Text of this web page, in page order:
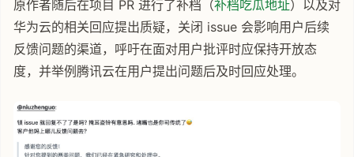
原作者随后在项目 PR 进行了补档（补档吃瓜地址）以及对
华为云的相关回应提出质疑，关闭 issue 会影响用户后续
反馈问题的渠道，呼吁在面对用户批评时应保持开放态
度，并举例腾讯云在用户提出问题后及时回应处理。